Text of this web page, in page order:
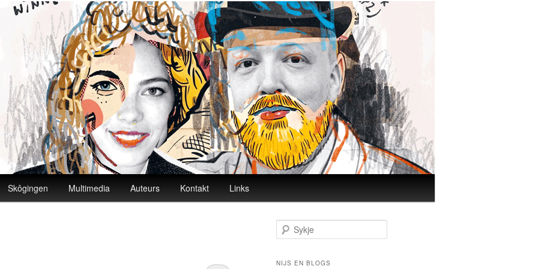
Skôgingen Multimedia Auteurs Kontakt Links
Sykje
NIJS EN BLOGS